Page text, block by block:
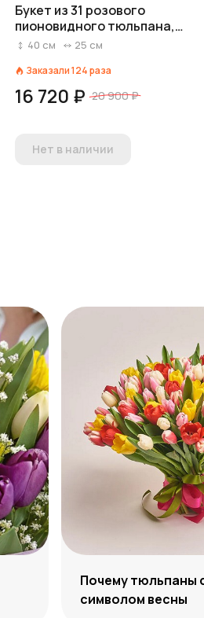
Букет из 31 розового
пионовидного тюльпана,
Голландия
40 см 25 см
Заказали124раза
16 720 ₽ 20 900 ₽
Нет в наличии
Почему тюльпаны
символом весны